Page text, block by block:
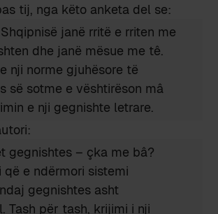
tij, nga këto anketa del se:
janë rritë e rriten me
dhe janë mësue me tê.
nji norme gjuhësore të
së sotme e vështirëson mâ
e nji gegnishte letrare.
gegnishtes – çka me bâ?
që e ndërmori sistemi
gegnishtes asht
Tash për tash, krijimi i nji